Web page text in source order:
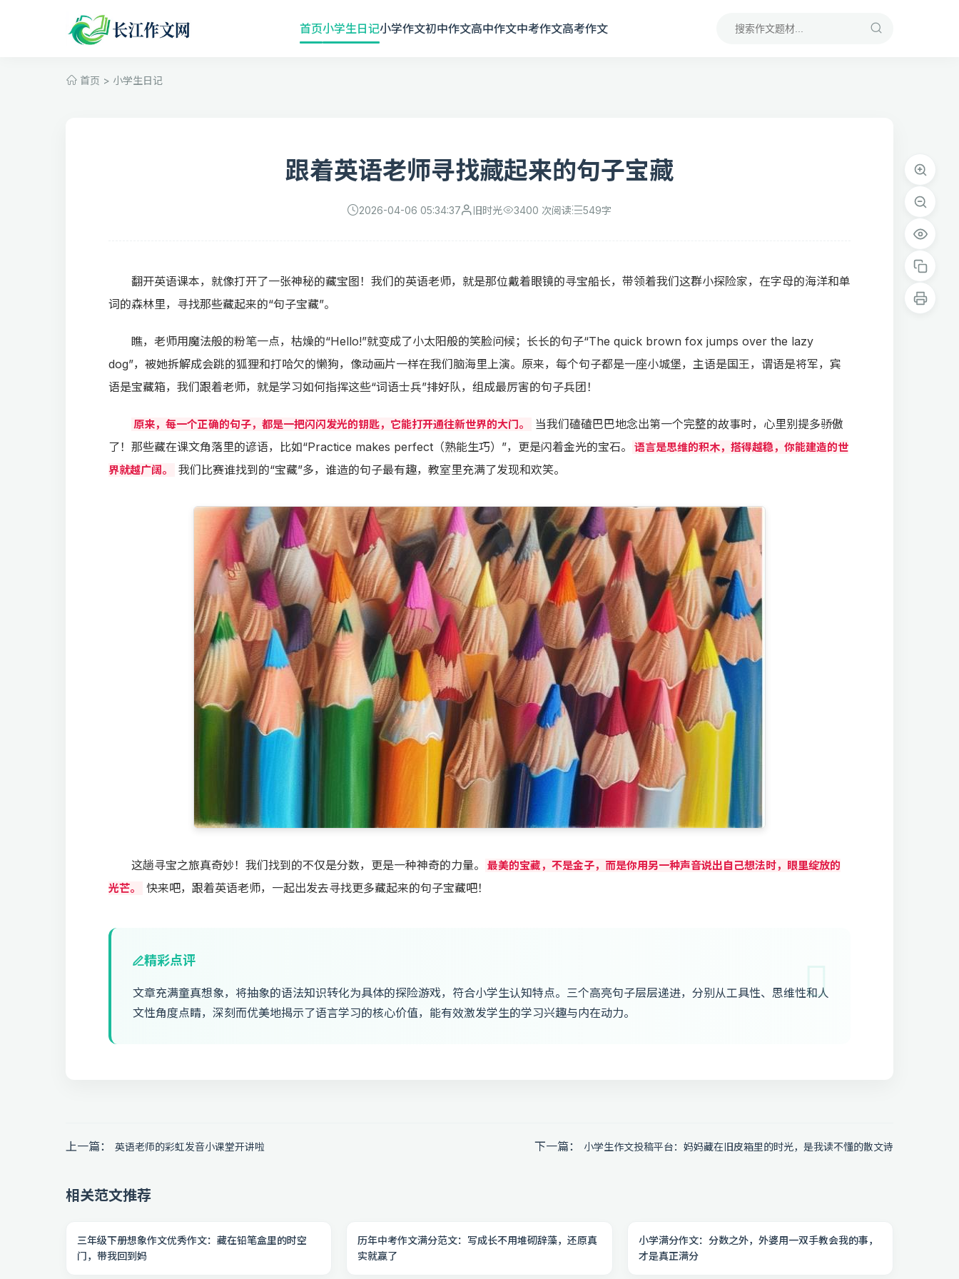
首页小学生日记小学作文初中作文高中作文中考作文高考作文
首页 > 小学生日记
跟着英语老师寻找藏起来的句子宝藏
2026-04-06 05:34:37 旧时光 3400 次阅读 549字
翻开英语课本，就像打开了一张神秘的藏宝图！我们的英语老师，就是那位戴着眼镜的寻宝船长，带领着我们这群小探险家，在字母的海洋和单
词的森林里，寻找那些藏起来的“句子宝藏”。
瞧，老师用魔法般的粉笔一点，枯燥的“Hello!”就变成了小太阳般的笑脸问候；长长的句子“The quick brown fox jumps over the lazy
dog”，被她拆解成会跳的狐狸和打哈欠的懒狗，像动画片一样在我们脑海里上演。原来，每个句子都是一座小城堡，主语是国王，谓语是将军，宾
语是宝藏箱，我们跟着老师，就是学习如何指挥这些“词语士兵”排好队，组成最厉害的句子兵团！
原来，每一个正确的句子，都是一把闪闪发光的钥匙，它能打开通往新世界的大门。
当我们磕磕巴巴地念出第一个完整的故事时，心里别提多骄傲
了！那些藏在课文角落里的谚语，比如“Practice makes perfect（熟能生巧）”，更是闪着金光的宝石。
语言是思维的积木，搭得越稳，你能建造的世
界就越广阔。
我们比赛谁找到的“宝藏”多，谁造的句子最有趣，教室里充满了发现和欢笑。
这趟寻宝之旅真奇妙！我们找到的不仅是分数，更是一种神奇的力量。
最美的宝藏，不是金子，而是你用另一种声音说出自己想法时，眼里绽放的
光芒。
快来吧，跟着英语老师，一起出发去寻找更多藏起来的句子宝藏吧！
精彩点评
文章充满童真想象，将抽象的语法知识转化为具体的探险游戏，符合小学生认知特点。三个高亮句子层层递进，分别从工具性、思维性和人
文性角度点睛，深刻而优美地揭示了语言学习的核心价值，能有效激发学生的学习兴趣与内在动力。
上一篇： 英语老师的彩虹发音小课堂开讲啦 下一篇： 小学生作文投稿平台：妈妈藏在旧皮箱里的时光，是我读不懂的散文诗
相关范文推荐
三年级下册想象作文优秀作文：藏在铅笔盒里的时空
门，带我回到妈
历年中考作文满分范文：写成长不用堆砌辞藻，还原真
实就赢了
小学满分作文：分数之外，外婆用一双手教会我的事，
才是真正满分